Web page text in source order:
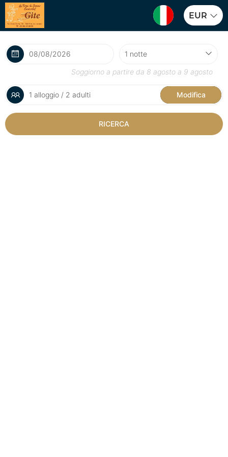
EUR
Soggiorno a partire da 8 agosto a 9 agosto
1 alloggio / 2 adulti Modifica